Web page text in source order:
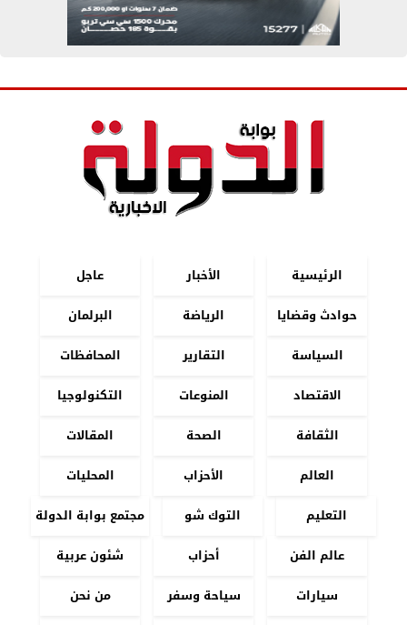
الرئيسية الأخبار
عاجل
حوادث وقضايا
الرياضة
البرلمان
السياسة
التقارير
المحافظات
الاقتصاد
المنوعات
التكنولوجيا
الثقافة
الصحة
المقالات
العالم
الأحزاب
المحليات
التعليم
التوك شو
مجتمع بوابة الدولة
عالم الفن
أحزاب
شئون عربية
سيارات
سياحة وسفر
من نحن